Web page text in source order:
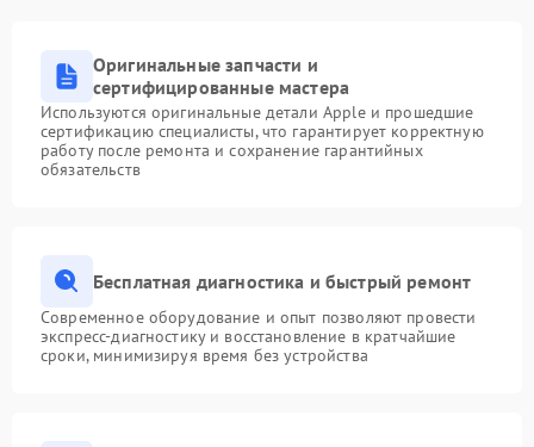
Оригинальные запчасти и
сертифицированные мастера
Используются оригинальные детали Apple и прошедшие
сертификацию специалисты, что гарантирует корректную
работу после ремонта и сохранение гарантийных
обязательств
Бесплатная диагностика и быстрый ремонт
Современное оборудование и опыт позволяют провести
экспресс-диагностику и восстановление в кратчайшие
сроки, минимизируя время без устройства